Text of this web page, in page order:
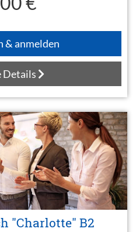
& anmelden
Details
"Charlotte" B2